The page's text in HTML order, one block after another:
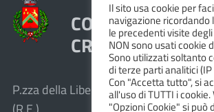
COMUNE DI
CROSTOLO
P.zza della Libertà, 1 – 42030 Vezzano
(R.E.)
Il sito usa cookie per
navigazione ricordando
le precedenti visite
NON sono usati cookie
Sono utilizzati soltanto
di terze parti analitici
Con "Accetta tutto", si
all'uso di TUTTI i
"Opzioni Cookie" si può